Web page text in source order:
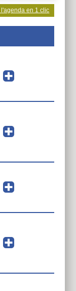
l'agenda en 1 clic